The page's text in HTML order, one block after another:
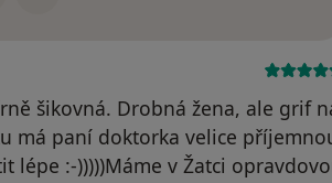
šikovná. Drobná žena, ale grif
má paní doktorka velice
lépe :-)))))Máme v Žatci